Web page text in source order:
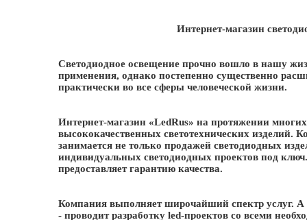
Интернет-магазин
Светодиодное освещение прочно вошло в нашу
применения, однако постепенно существенно
практически во все сферы человеческой жизни.
Интернет-магазин «LedRus» на протяжении
высококачественных светотехнических изделий.
занимается не только продажей светодиодных
индивидуальных светодиодных проектов под
предоставляет гарантию качества.
Компания выполняет широчайший спектр услуг.
- проводит разработку led-проектов со всеми